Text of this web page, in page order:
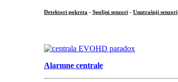
Detektori pokreta - Spoljni senzori - Unutrašnji senzori
Alarmne centrale